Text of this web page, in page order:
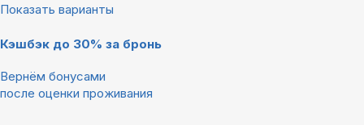
Показать варианты
Кэшбэк до 30% за бронь
Вернём бонусами
после оценки проживания